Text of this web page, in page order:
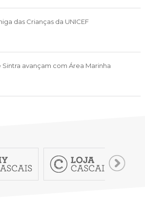
das Crianças da UNICEF
Sintra avançam com Área Marinha